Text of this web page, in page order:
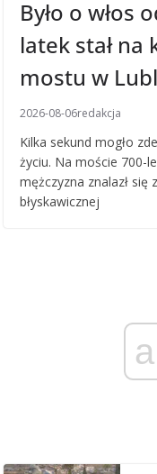
Było o włos
latek stał na
mostu w
2026-08-06redakcja
Kilka sekund mogło
życiu. Na moście 700-
mężczyzna znalazł się
błyskawicznej